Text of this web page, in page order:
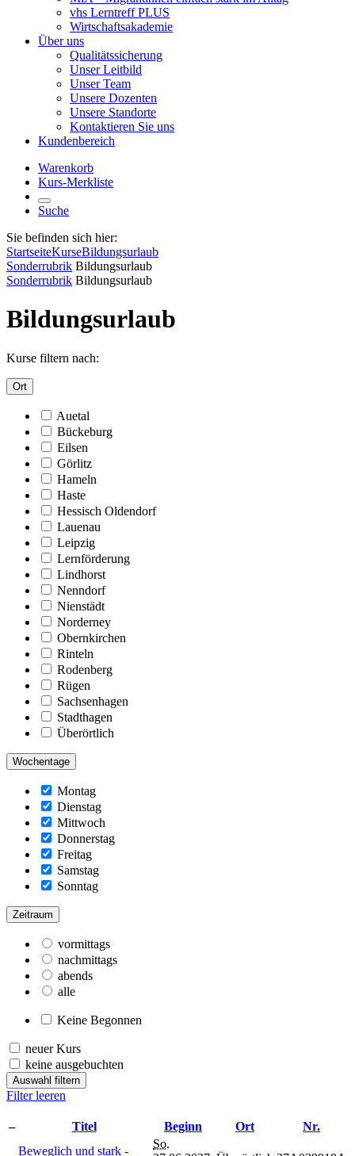
vhs Lerntreff PLUS
Wirtschaftsakademie
Über uns
Qualitätssicherung
Unser Leitbild
Unser Team
Unsere Dozenten
Unsere Standorte
Kontaktieren Sie uns
Kundenbereich
Warenkorb
Kurs-Merkliste
Suche
Sie befinden sich hier:
StartseiteKurseBildungsurlaub
Sonderrubrik Bildungsurlaub
Sonderrubrik Bildungsurlaub
Bildungsurlaub
Kurse filtern nach:
Ort
Auetal
Bückeburg
Eilsen
Görlitz
Hameln
Haste
Hessisch Oldendorf
Lauenau
Leipzig
Lernförderung
Lindhorst
Nenndorf
Nienstädt
Norderney
Obernkirchen
Rinteln
Rodenberg
Rügen
Sachsenhagen
Stadthagen
Überörtlich
Wochentage
Montag
Dienstag
Mittwoch
Donnerstag
Freitag
Samstag
Sonntag
Zeitraum
vormittags
nachmittags
abends
alle
Keine Begonnen
neuer Kurs
keine ausgebuchten
Auswahl filtern
Filter leeren
– Titel Beginn Ort
Nr.
Beweglich und stark -
So.